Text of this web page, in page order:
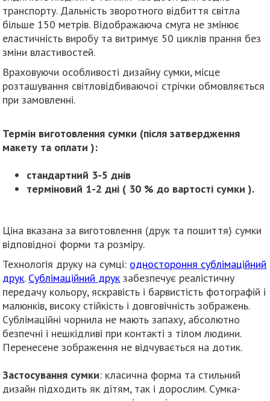
транспорту. Дальність зворотного відбиття світла
більше 150 метрів. Відображаюча смуга не змінює
еластичність виробу та витримує 50 циклів прання без
зміни властивостей.
Враховуючи особливості дизайну сумки, місце
розташування світловідбиваючої стрічки обмовляється
при замовленні.
Термін виготовлення сумки (після затвердження
макету та оплати ):
стандартний 3-5 днів
терміновий 1-2 дні ( 30 % до вартості сумки ).
Ціна вказана за виготовлення (друк та пошиття) сумки
відповідної форми та розміру.
Технологія друку на сумці: одностороння сублімаційний
друк. Сублімаційний друк забезпечує реалістичну
передачу кольору, яскравість і барвистість фотографій і
малюнків, високу стійкість і довговічність зображень.
Сублімаційні чорнила не мають запаху, абсолютно
безпечні і нешкідливі при контакті з тілом людини.
Перенесене зображення не відчувається на дотик.
Застосування сумки: класична форма та стильний
дизайн підходить як дітям, так і дорослим. Сумка-